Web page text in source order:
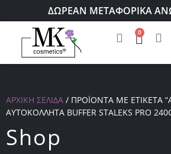
ΔΩΡΕΑΝ ΜΕΤΑΦΟΡΙΚΑ
0
ΑΡΧΙΚΉ ΣΕΛΊΔΑ / ΠΡΟΪΌΝΤΑ ΜΕ ΕΤΙΚΈΤΑ
ΑΥΤΟΚΌΛΛΗΤΑ BUFFER STALEKS PRO
Shop